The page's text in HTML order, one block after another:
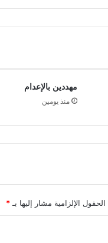
مهددين بالإعدام
منذ يومين
الحقول الإلزامية مشار إليها بـ *